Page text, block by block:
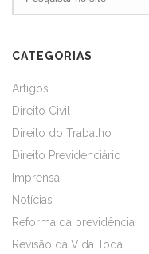
CATEGORIAS
Artigos
Direito Civil
Direito do Trabalho
Direito Previdenciário
Imprensa
Notícias
Reforma da previdência
Revisão da Vida Toda